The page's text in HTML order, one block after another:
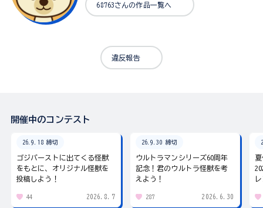
68763さんの作品一覧へ
違反報告
開催中のコンテスト
26.9.18 締切
ゴジバーストに出てくる怪獣
をもとに、オリジナル怪獣を
投稿しよう！
44 2026.8.7
26.9.30 締切
ウルトラマンシリーズ60周年
記念！君のウルトラ怪獣を考
えよう！
287 2026.6.30